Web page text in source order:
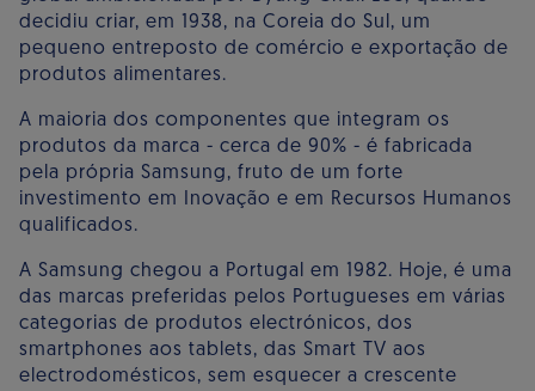
decidiu criar, em 1938, na Coreia do Sul, um
pequeno entreposto de comércio e exportação de
produtos alimentares.
A maioria dos componentes que integram os
produtos da marca - cerca de 90% - é fabricada
pela própria Samsung, fruto de um forte
investimento em Inovação e em Recursos Humanos
qualificados.
A Samsung chegou a Portugal em 1982. Hoje, é uma
das marcas preferidas pelos Portugueses em várias
categorias de produtos electrónicos, dos
smartphones aos tablets, das Smart TV aos
electrodomésticos, sem esquecer a crescente